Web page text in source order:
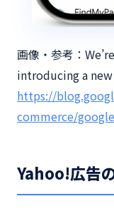
画像・参考：
introducing a
https://
commerce/
Yahoo!広告